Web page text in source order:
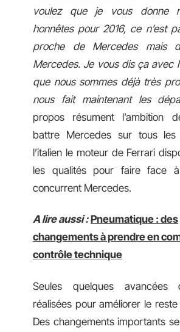
voulez que je vous donne
honnêtes pour 2016, ce n’est
proche de Mercedes mais
Mercedes. Je vous dis ça avec
que nous sommes déjà très
nous fait maintenant les
propos résument l’ambition
battre Mercedes sur tous les
l’italien le moteur de Ferrari
les qualités pour faire face
concurrent Mercedes.
A lire aussi : Pneumatique : des
changements à prendre en
contrôle technique
Seules quelques avancées
réalisées pour améliorer le
Des changements importants